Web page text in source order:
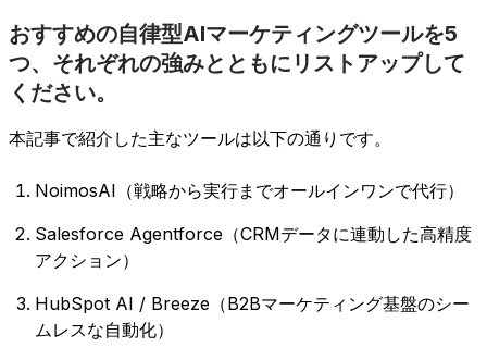
おすすめの自律型AIマーケティングツールを5
つ、それぞれの強みとともにリストアップして
ください。
本記事で紹介した主なツールは以下の通りです。
NoimosAI（戦略から実行までオールインワンで代行）
Salesforce Agentforce（CRMデータに連動した高精度
アクション）
HubSpot AI / Breeze（B2Bマーケティング基盤のシー
ムレスな自動化）